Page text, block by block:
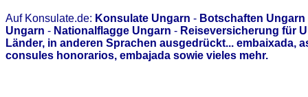
Auf Konsulate.de: Konsulate Ungarn - Botschaften Ungarn
Ungarn - Nationalflagge Ungarn - Reiseversicherung für
Länder, in anderen Sprachen ausgedrückt...
consules honorarios, embajada sowie vieles mehr.